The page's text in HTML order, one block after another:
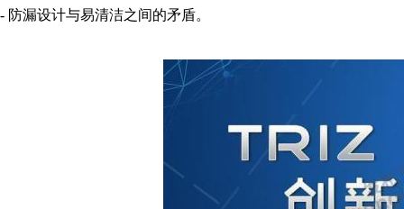
- 防漏设计与易清洁之间的矛盾。